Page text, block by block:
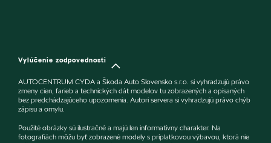
Vylúčenie zodpovednosti
AUTOCENTRUM CYDA a Škoda Auto Slovensko s.r.o. si vyhradzujú právo
zmeny cien, farieb a technických dát modelov tu zobrazených a opísaných
bez predchádzajúceho upozornenia. Autori servera si vyhradzujú právo chýb
zápisu a omylu.
Použité obrázky sú ilustračné a majú len informatívny charakter. Na
fotografiách môžu byť zobrazené modely s príplatkovou výbavou, ktorá nie